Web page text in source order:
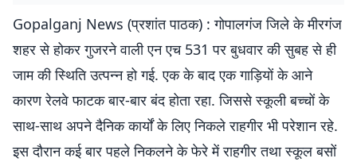
Gopalganj News (प्रशांत पाठक) : गोपालगंज जिले के मीरगंज
शहर से होकर गुजरने वाली एन एच 531 पर बुधवार की सुबह से ही
जाम की स्थिति उत्पन्न हो गई. एक के बाद एक गाड़ियों के आने
कारण रेलवे फाटक बार-बार बंद होता रहा. जिससे स्कूली बच्चों के
साथ-साथ अपने दैनिक कार्यों के लिए निकले राहगीर भी परेशान रहे.
इस दौरान कई बार पहले निकलने के फेरे में राहगीर तथा स्कूल बसों